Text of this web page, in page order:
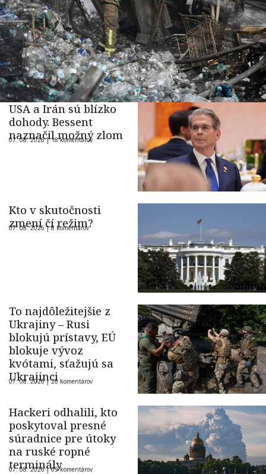
USA a Irán sú blízko
dohody. Bessent
naznačil možný zlom
07. 08. 2026 |18 komentárov
Kto v skutočnosti
zmení čí režim?
07. 08. 2026 |8 komentárov
To najdôležitejšie z
Ukrajiny – Rusi
blokujú prístavy, EÚ
blokuje vývoz
kvótami, sťažujú sa
Ukrajinci
07. 08. 2026 |26 komentárov
Hackeri odhalili, kto
poskytoval presné
súradnice pre útoky
na ruské ropné
terminály
07. 08. 2026 |69 komentárov